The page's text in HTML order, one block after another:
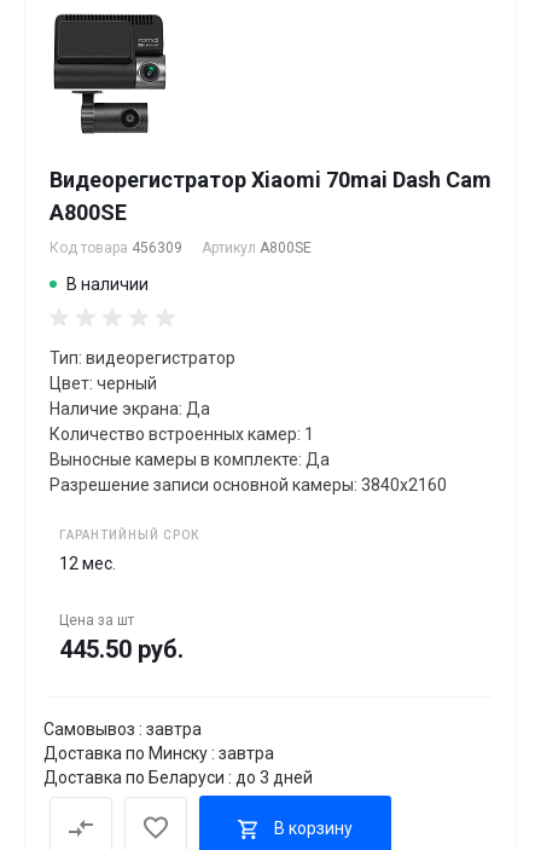
Видеорегистратор Xiaomi 70mai Dash Cam
A800SE
Код товара 456309 Артикул A800SE
В наличии
Тип: видеорегистратор
Цвет: черный
Наличие экрана: Да
Количество встроенных камер: 1
Выносные камеры в комплекте: Да
Разрешение записи основной камеры: 3840x2160
ГАРАНТИЙНЫЙ СРОК
12 мес.
Цена за шт
445.50 руб.
Самовывоз : завтра
Доставка по Минску : завтра
Доставка по Беларуси : до 3 дней
В корзину